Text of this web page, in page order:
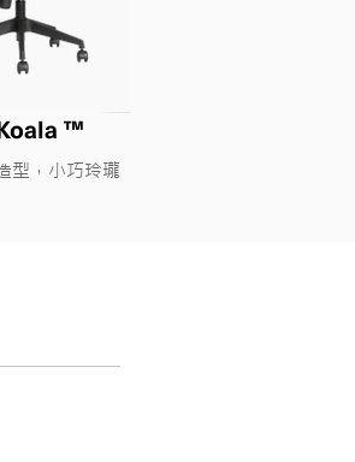
™
型，小巧玲瓏